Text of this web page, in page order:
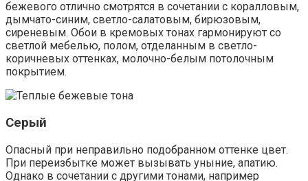
бежевого отлично смотрятся в сочетании с коралловым,
дымчато-синим, светло-салатовым, бирюзовым,
сиреневым. Обои в кремовых тонах гармонируют со
светлой мебелью, полом, отделанным в светло-
коричневых оттенках, молочно-белым потолочным
покрытием.
Серый
Опасный при неправильно подобранном оттенке цвет.
При переизбытке может вызывать уныние, апатию.
Однако в сочетании с другими тонами, например